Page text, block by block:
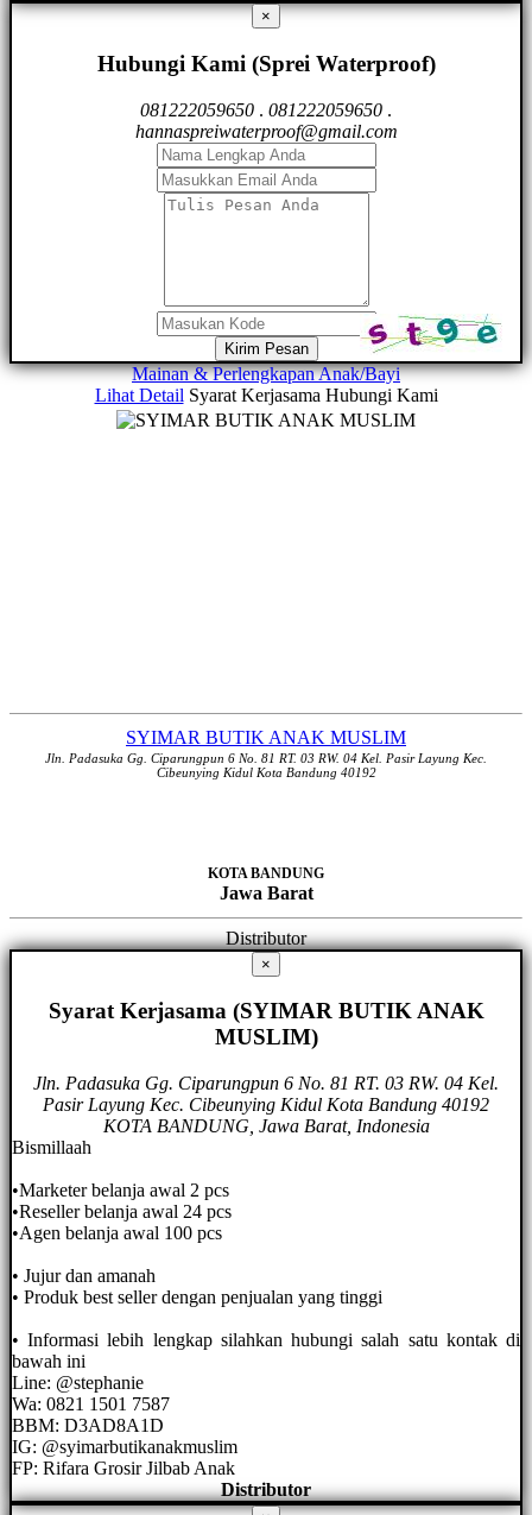
×
Hubungi Kami (Sprei Waterproof)
081222059650 . 081222059650 .
hannaspreiwaterproof@gmail.com
Kirim Pesan
Mainan & Perlengkapan Anak/Bayi
Lihat Detail Syarat Kerjasama Hubungi Kami
SYIMAR BUTIK ANAK MUSLIM
Jln. Padasuka Gg. Ciparungpun 6 No. 81 RT. 03 RW. 04 Kel. Pasir Layung Kec.
Cibeunying Kidul Kota Bandung 40192
KOTA BANDUNG
Jawa Barat
Distributor
×
Syarat Kerjasama (SYIMAR BUTIK ANAK
MUSLIM)
Jln. Padasuka Gg. Ciparungpun 6 No. 81 RT. 03 RW. 04 Kel.
Pasir Layung Kec. Cibeunying Kidul Kota Bandung 40192
KOTA BANDUNG, Jawa Barat, Indonesia
Bismillaah
•Marketer belanja awal 2 pcs
•Reseller belanja awal 24 pcs
•Agen belanja awal 100 pcs
• Jujur dan amanah
• Produk best seller dengan penjualan yang tinggi
• Informasi lebih lengkap silahkan hubungi salah satu kontak di
bawah ini
Line: @stephanie
Wa: 0821 1501 7587
BBM: D3AD8A1D
IG: @syimarbutikanakmuslim
FP: Rifara Grosir Jilbab Anak
Distributor